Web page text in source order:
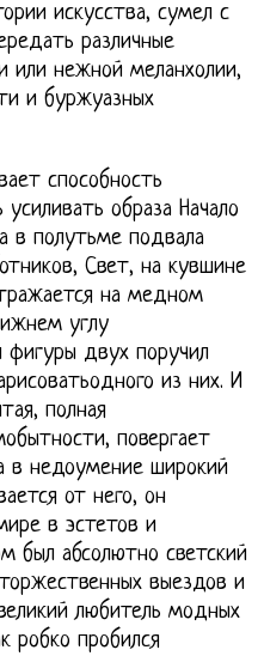
искусства, сумел с
различные
или нежной меланхолии,
и буржуазных
способность
образа Начало
в полутьме подвала
Свет, на кувшине
на медном
углу
фигуры двух поручил
из них. И
полная
повергает
в недоумение широкий
от него, он
в эстетов и
был абсолютно светский
выездов и
любитель модных
робко пробился